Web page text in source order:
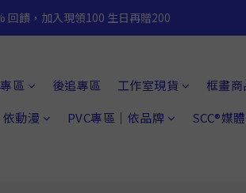
回饋，加入現領100 生日再贈200
區 後追專區 工作室現貨 框畫商
動漫 PVC專區｜依品牌 SCC®媒